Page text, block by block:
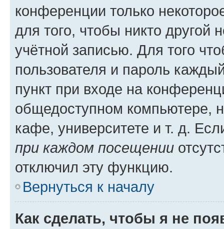
конференции только
для того, чтобы никто другой
учётной записью. Для того
пользователя и пароль
пункт при входе на
общедоступном компьютере,
кафе, университете и т. д.
при каждом посещении
отключил эту функцию.
Вернуться к началу
Как сделать, чтобы я не